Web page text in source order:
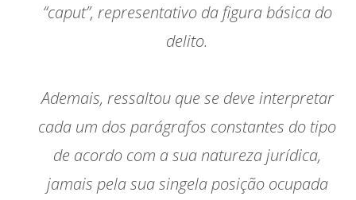
“caput”, representativo da figura básica do
delito.
Ademais, ressaltou que se deve interpretar
cada um dos parágrafos constantes do tipo
de acordo com a sua natureza jurídica,
jamais pela sua singela posição ocupada